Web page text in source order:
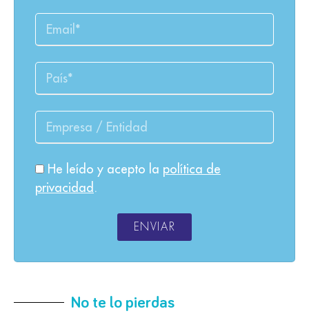
He leído y acepto la política de
privacidad .
ENVIAR
No te lo pierdas